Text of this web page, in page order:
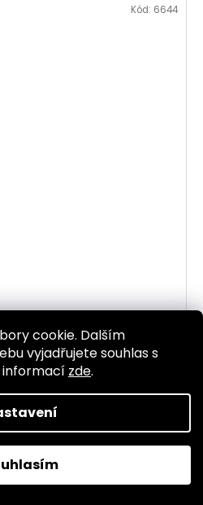
cookie. Dalším
vyjadřujete souhlas s
informací zde.
Kód: 6644